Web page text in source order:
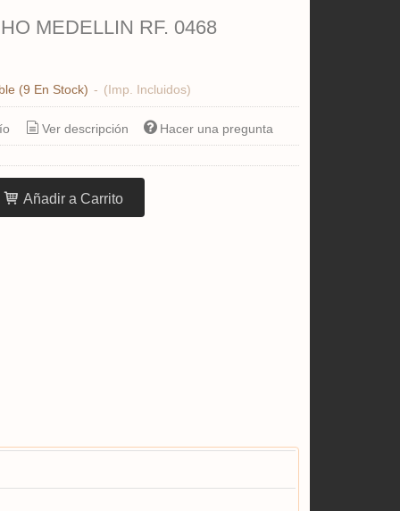
MEDELLIN RF. 0468
(9 En Stock) - (Imp. Incluidos)
Ver descripción Hacer una pregunta
Añadir a Carrito